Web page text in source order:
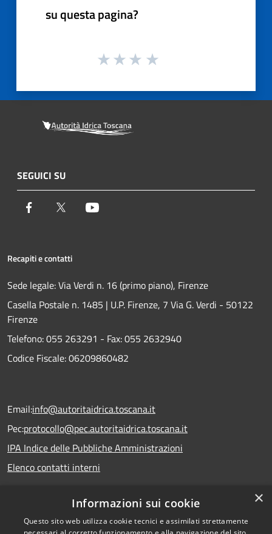
su questa pagina?
SEGUICI SU
Facebook Twitter
Recapiti e contatti
Sede legale: Via Verdi n. 16 (primo piano), Firenze
Casella Postale n. 1485 | U.P. Firenze, 7 Via G. Verdi - 50122
Firenze
Telefono:055 263291 - Fax:055 2632940
Codice Fiscale: 06209860482
Email:info@autoritaidrica.toscana.it
Pec:protocollo@pec.autoritaidrica.toscana.it
IPA Indice delle Pubbliche Amministrazioni
Elenco contatti interni
Dichiarazione accessibilità
×
Informazioni sui cookie
Questo sito web utilizza cookie tecnici e assimilati strettamente